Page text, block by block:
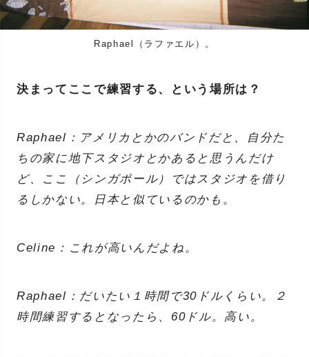
Raphael（ラファエル）。
決まってここで練習する、という場所は？
Raphael：アメリカとかのバンドだと、自分た
ちの家に地下スタジオとかあると思うんだけ
ど、ここ（シンガポール）ではスタジオを借り
るしかない。日本と似ているのかも。
Celine：これが高いんだよね。
Raphael：だいたい１時間で30ドルくらい。２
時間練習するとなったら、60ドル。高い。